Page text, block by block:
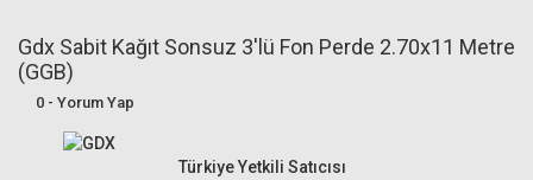
Canon R6 Mark IIIBundle Setler
Alışverişe
Gdx Sabit Kağıt Sonsuz 3'lü Fon Perde 2.70x11 Metre
(GGB)
0 - Yorum Yap
Türkiye Yetkili Satıcısı